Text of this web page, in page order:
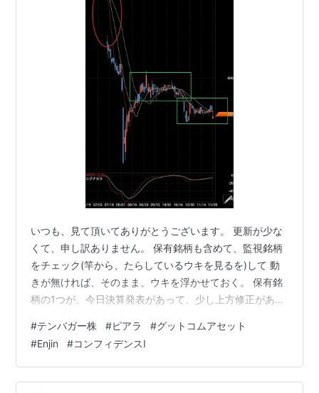
いつも、見て頂いてありがとうございます。 更新が少な
くて、申し訳ありません。 保有銘柄も含めて、監視銘柄
をチェック(竿から、たらしているウキを見るを)して 動
きが無ければ、そのまま、ウキを浮かせておく。 保有銘
柄の1つが、今日決算発表があって、少し上方修正があり
回よりかは、サプライズ感がなかったので、それ程株価
に反応していないですね～。 相場が面白くないので、
YouTubeを見ていたら 面白いのがありましたので、よろ
しかったら、どうぞ。 いつものように、チャートを見て
#テンバガー株 #ピアラ #グットコムアセット
#Enjin #コンフィデンスI